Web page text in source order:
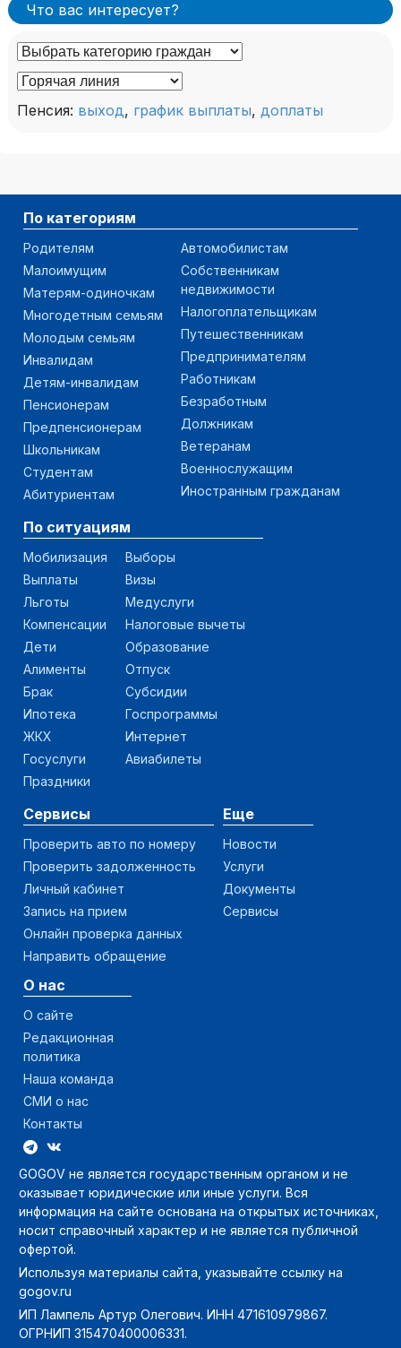
Что вас интересует?
Пенсия: выход, график выплаты, доплаты
По категориям
Родителям
Малоимущим
Матерям-одиночкам
Многодетным семьям
Молодым семьям
Инвалидам
Детям-инвалидам
Пенсионерам
Предпенсионерам
Школьникам
Студентам
Абитуриентам
Автомобилистам
Собственникам
недвижимости
Налогоплательщикам
Путешественникам
Предпринимателям
Работникам
Безработным
Должникам
Ветеранам
Военнослужащим
Иностранным гражданам
По ситуациям
Мобилизация
Выплаты
Льготы
Компенсации
Дети
Алименты
Брак
Ипотека
ЖКХ
Госуслуги
Праздники
Выборы
Визы
Медуслуги
Налоговые вычеты
Образование
Отпуск
Субсидии
Госпрограммы
Интернет
Авиабилеты
Сервисы
Проверить авто по номеру
Проверить задолженность
Личный кабинет
Запись на прием
Онлайн проверка данных
Направить обращение
Еще
Новости
Услуги
Документы
Сервисы
О нас
О сайте
Редакционная
политика
Наша команда
СМИ о нас
Контакты
GOGOV не является государственным органом и не
оказывает юридические или иные услуги. Вся
информация на сайте основана на открытых источниках,
носит справочный характер и не является публичной
офертой.
Используя материалы сайта, указывайте ссылку на
gogov.ru
ИП Лампель Артур Олегович. ИНН 471610979867.
ОГРНИП 315470400006331.